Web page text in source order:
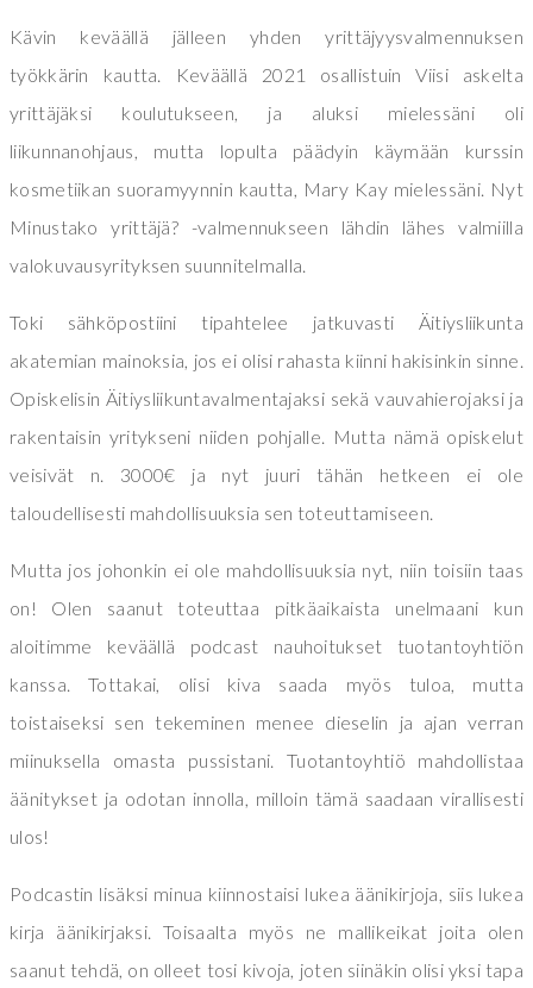
Kävin keväällä jälleen yhden yrittäjyysvalmennuksen
työkkärin kautta. Keväällä 2021 osallistuin Viisi askelta
yrittäjäksi koulutukseen, ja aluksi mielessäni oli
liikunnanohjaus, mutta lopulta päädyin käymään kurssin
kosmetiikan suoramyynnin kautta, Mary Kay mielessäni. Nyt
Minustako yrittäjä? -valmennukseen lähdin lähes valmiilla
valokuvausyrityksen suunnitelmalla.
Toki sähköpostiini tipahtelee jatkuvasti Äitiysliikunta
akatemian mainoksia, jos ei olisi rahasta kiinni hakisinkin sinne.
Opiskelisin Äitiysliikuntavalmentajaksi sekä vauvahierojaksi ja
rakentaisin yritykseni niiden pohjalle. Mutta nämä opiskelut
veisivät n. 3000€ ja nyt juuri tähän hetkeen ei ole
taloudellisesti mahdollisuuksia sen toteuttamiseen.
Mutta jos johonkin ei ole mahdollisuuksia nyt, niin toisiin taas
on! Olen saanut toteuttaa pitkäaikaista unelmaani kun
aloitimme keväällä podcast nauhoitukset tuotantoyhtiön
kanssa. Tottakai, olisi kiva saada myös tuloa, mutta
toistaiseksi sen tekeminen menee dieselin ja ajan verran
miinuksella omasta pussistani. Tuotantoyhtiö mahdollistaa
äänitykset ja odotan innolla, milloin tämä saadaan virallisesti
ulos!
Podcastin lisäksi minua kiinnostaisi lukea äänikirjoja, siis lukea
kirja äänikirjaksi. Toisaalta myös ne mallikeikat joita olen
saanut tehdä, on olleet tosi kivoja, joten siinäkin olisi yksi tapa